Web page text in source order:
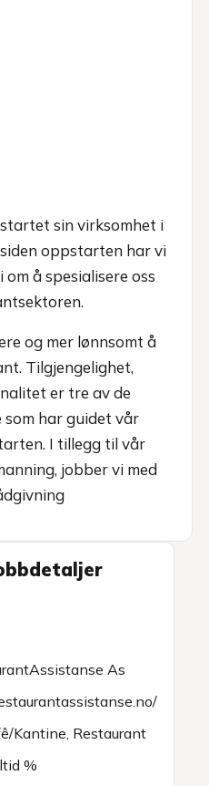
sin virksomhet i
oppstarten har vi
å spesialisere oss
og mer lønnsomt å
Tilgjengelighet,
er tre av de
som har guidet vår
I tillegg til vår
jobber vi med
As
Kantine Restaurant
%